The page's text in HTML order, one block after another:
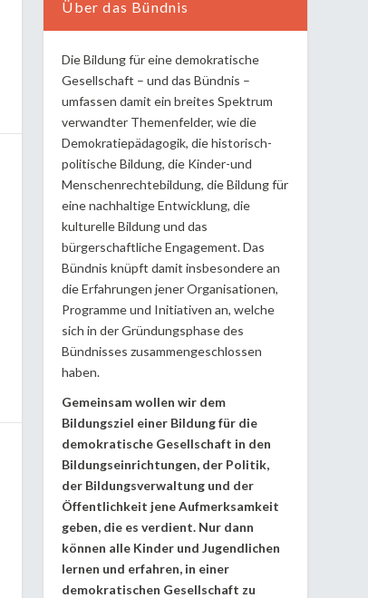
Über das Bündnis
Die Bildung für eine demokratische
Gesellschaft – und das Bündnis –
umfassen damit ein breites Spektrum
verwandter Themenfelder, wie die
Demokratiepädagogik, die historisch-
politische Bildung, die Kinder-und
Menschenrechtebildung, die Bildung für
eine nachhaltige Entwicklung, die
kulturelle Bildung und das
bürgerschaftliche Engagement. Das
Bündnis knüpft damit insbesondere an
die Erfahrungen jener Organisationen,
Programme und Initiativen an, welche
sich in der Gründungsphase des
Bündnisses zusammengeschlossen
haben.
Gemeinsam wollen wir dem
Bildungsziel einer Bildung für die
demokratische Gesellschaft in den
Bildungseinrichtungen, der Politik,
der Bildungsverwaltung und der
Öffentlichkeit jene Aufmerksamkeit
geben, die es verdient. Nur dann
können alle Kinder und Jugendlichen
lernen und erfahren, in einer
demokratischen Gesellschaft zu